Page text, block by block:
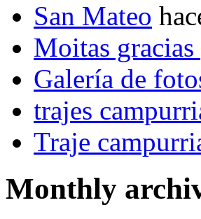
San Mateo
Moitas
Galería de
trajes
Traje
Monthly